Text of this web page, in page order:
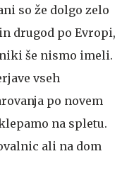
so že dolgo zelo
drugod po Evropi,
še nismo imeli.
vseh
po novem
na spletu.
ali na dom